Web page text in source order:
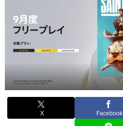
X Facebook